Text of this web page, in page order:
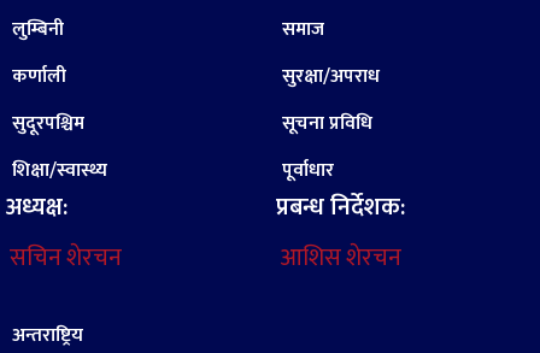
लुम्बिनी
कर्णाली
सुदूरपश्चिम
शिक्षा/स्वास्थ्य
अध्यक्ष:
सचिन शेरचन
समाज
सुरक्षा/अपराध
सूचना प्रविधि
पूर्वाधार
प्रबन्ध निर्देशक:
आशिस शेरचन
अन्तराष्ट्रिय